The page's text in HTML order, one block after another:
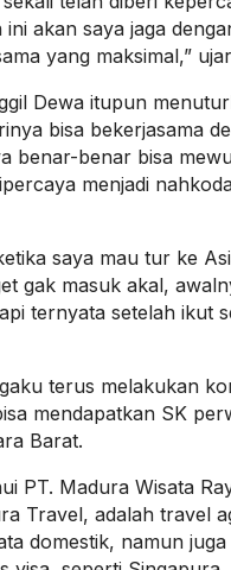
akan saya jaga
yang maksimal,”
Dewa itupun
bisa bekerjasama
benar-benar bisa
menjadi
saya mau tur ke
gak masuk akal,
ternyata setelah ikut
terus melakukan
mendapatkan SK
Barat.
PT. Madura Wisata
Travel, adalah travel
domestik, namun